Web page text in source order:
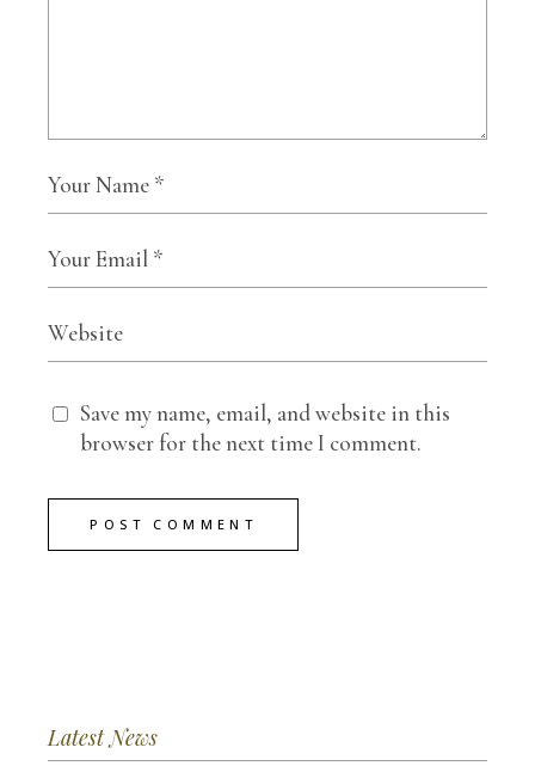
Save my name, email, and website in this
browser for the next time I comment.
POST COMMENT
Latest News